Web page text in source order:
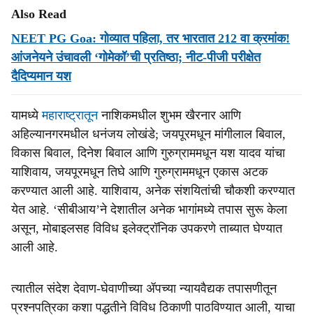
Also Read
NEET PG Goa: गोव्यात पहिला, तर भारतात 212 वा क्रमांक!
आंजनेयने उंचावली ‘गोमेकॉ’ची प्रतिष्ठा; नीट-पीजी परीक्षेत
दैदिप्यमान यश
यामध्येमहाराष्ट्रातूननाशिकमधील शुभम खैरनार आणि
अहिल्यानगरमधील धनंजय लोखंडे; जयपूरमधून मांगीलाल बिवाल,
विकास बिवाल, दिनेश बिवाल आणि गुरुग्राममधून यश यादव यांचा
याशिवाय, जयपूरमधून तिघे आणि गुरुग्राममधून एकास अटक
करण्यात आली आहे. याशिवाय, अनेक संशयितांची चौकशी करण्यात
येत आहे. ‘सीबीआय’ने देशातील अनेक भागांमध्ये तपास सुरू केला
असून, मोबाइलसह विविध इलेक्ट्रॉनिक उपकरणे ताब्यात घेण्यात
आली आहे.
त्यातील संदेश देवाण-घेवाणीच्या ॲपच्या न्यायवैद्यक तपासणीतून
प्रश्नपत्रिका कशा पद्धतीने विविध ठिकाणी पाठविण्यात आली, याचा